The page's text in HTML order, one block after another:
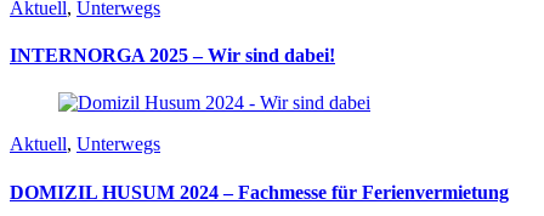
Aktuell, Unterwegs
INTERNORGA 2025 – Wir sind dabei!
Aktuell, Unterwegs
DOMIZIL HUSUM 2024 – Fachmesse für Ferienvermietung